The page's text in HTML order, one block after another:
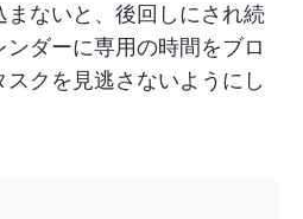
ないと、後回しにされ続
ダーに専用の時間をブロ
クを見逃さないようにし